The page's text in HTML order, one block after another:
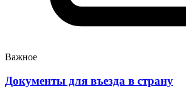
Важное
Документы для въезда в страну